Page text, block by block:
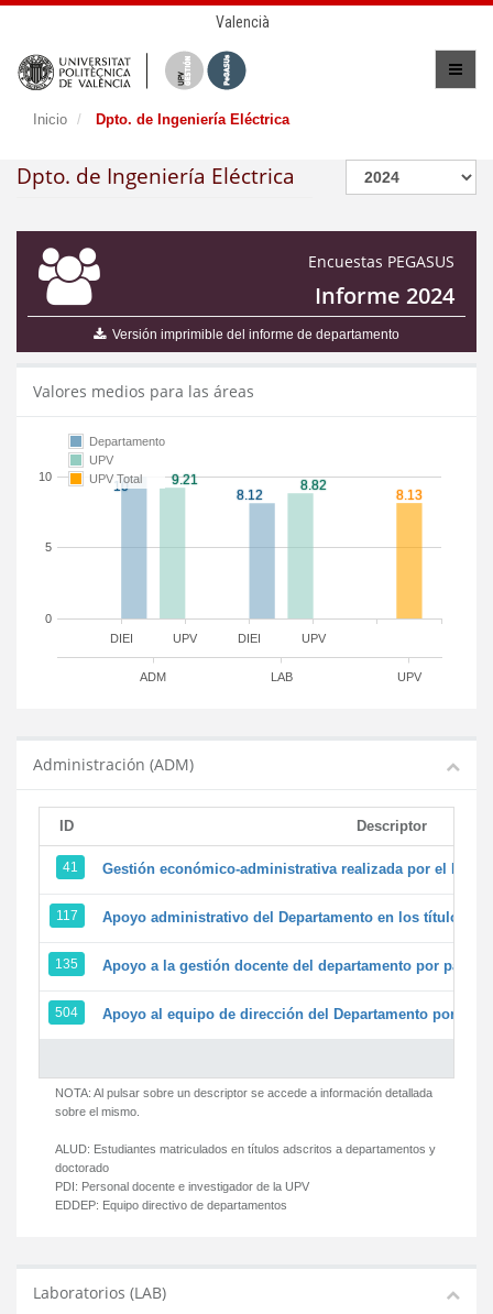
Valencià
Inicio Dpto. de Ingeniería Eléctrica
Dpto. de Ingeniería Eléctrica
Encuestas PEGASUS
Informe 2024
Versión imprimible del informe de departamento
Valores medios para las áreas
DIEI DIEI
UPV UPV
ADM LAB UPV
0
5
10
Departamento
UPV
UPV Total
Administración (ADM)
ID Descriptor
41 Gestión económico-administrativa realizada por el
117 Apoyo administrativo del Departamento en los títulos de
135 Apoyo a la gestión docente del departamento por parte
504 Apoyo al equipo de dirección del Departamento por
NOTA: Al pulsar sobre un descriptor se accede a información detallada
sobre el mismo.
ALUD: Estudiantes matriculados en títulos adscritos a departamentos y
doctorado
PDI: Personal docente e investigador de la UPV
EDDEP: Equipo directivo de departamentos
Laboratorios (LAB)